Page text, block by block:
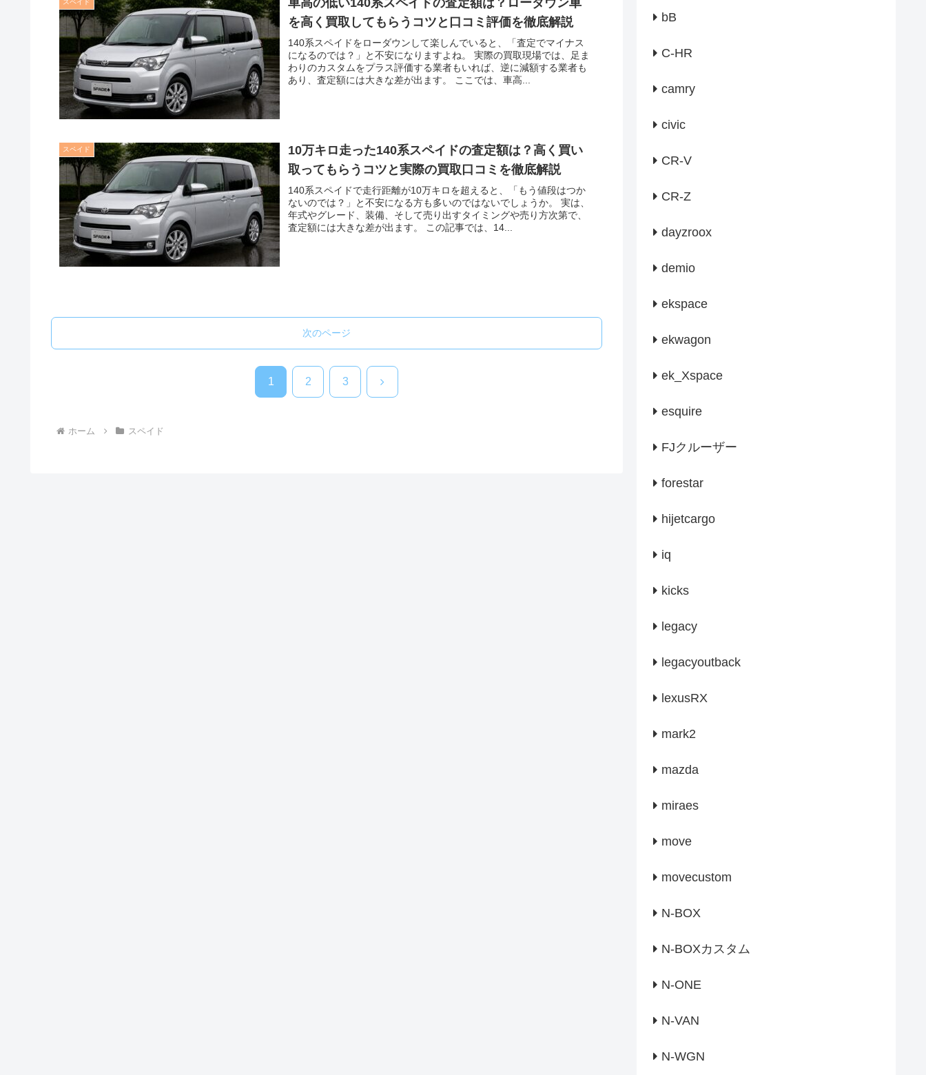
スペイド
を高く買取してもらうコツと口コミ評価を徹底解説
140系スペイドをローダウンして楽しんでいると、「査定でマイナス
になるのでは？」と不安になりますよね。 実際の買取現場では、足ま
わりのカスタムをプラス評価する業者もいれば、逆に減額する業者も
あり、査定額には大きな差が出ます。 ここでは、車高...
スペイド
10万キロ走った140系スペイドの査定額は？高く買い
取ってもらうコツと実際の買取口コミを徹底解説
140系スペイドで走行距離が10万キロを超えると、「もう値段はつか
ないのでは？」と不安になる方も多いのではないでしょうか。 実は、
年式やグレード、装備、そして売り出すタイミングや売り方次第で、
査定額には大きな差が出ます。 この記事では、14...
次のページ
1 2 3 次
ホーム スペイド
bB
C-HR
camry
civic
CR-V
CR-Z
dayzroox
demio
ekspace
ekwagon
ek_Xspace
esquire
FJクルーザー
forestar
hijetcargo
iq
kicks
legacy
legacyoutback
lexusRX
mark2
mazda
miraes
move
movecustom
N-BOX
N-BOXカスタム
N-ONE
N-VAN
N-WGN